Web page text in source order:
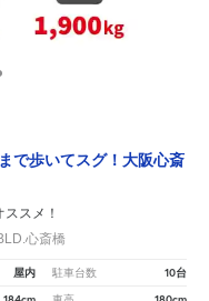
で歩いてスグ！大阪心斎
スメ！
心斎橋
屋内 駐車台数 10台